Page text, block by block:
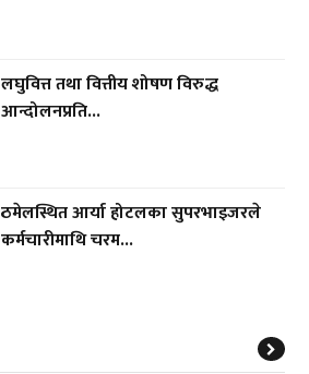
लघुवित्त तथा वित्तीय शोषण विरुद्ध
आन्दोलनप्रति...
ठमेलस्थित आर्या होटलका सुपरभाइजरले
कर्मचारीमाथि चरम...